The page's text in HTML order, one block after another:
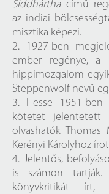
Siddhárthacímű
az indiai
misztika képezi.
2. 1927-ben
ember regénye, a
hippimozgalom
Steppenwolf nevű
3. Hesse 1951-
kötetet jelentetett
olvashatók Thomas
Kerényi Károlyhoz
4. Jelentős,
is számon
könyvkritikát